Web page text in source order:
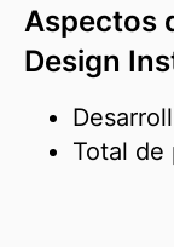
Aspectos
Design
Total de